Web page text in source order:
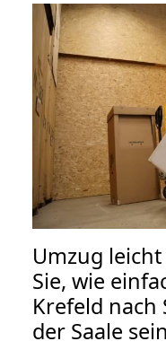
Umzug
Sie, wie
Krefeld nach
der Saale